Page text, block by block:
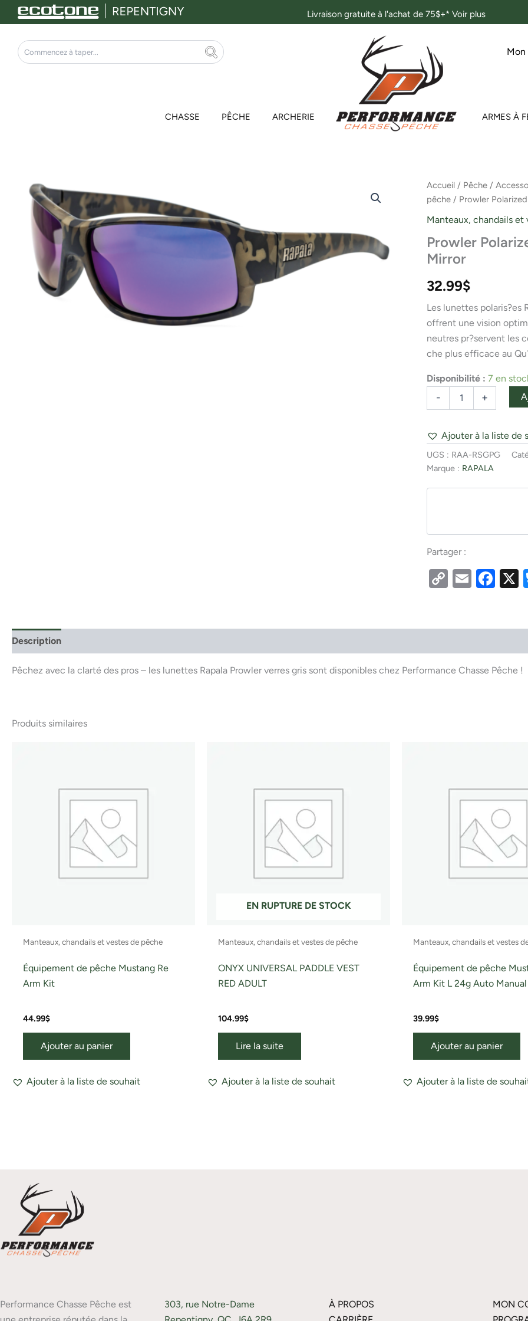
Aller
au
contenu
Livraison gratuite à l'achat de 75$+* Voir plus
Rechercher
CHASSE PÊCHE ARCHERIE ARMES À
Accueil / Pêche /
pêche / Prowler
Manteaux, chandails et
Prowler
Mirror
32.99$
Les lunettes polaris?es
offrent une vision
neutres pr?servent les
che plus efficace au
Disponibilité : 7 en
-
quantité
de
Prowler
Polarized
Glasses
-
CAMO/Gray/Blue
+
Ajouter à la liste de
UGS : RAA-RSGPG
Marque : RAPALA
Partager :
CopyEmail
Description
Pêchez avec la clarté des pros – les lunettes Rapala Prowler verres gris sont disponibles chez Performance Chasse Pêche !
Produits similaires
Manteaux, chandails et vestes de pêche
Équipement de pêche Mustang Re
Arm Kit
44.99$
Ajouter au panier
Ajouter à la liste de souhait
EN RUPTURE DE STOCK
Manteaux, chandails et vestes de pêche
ONYX UNIVERSAL PADDLE VEST
RED ADULT
104.99$
Lire la suite
Ajouter à la liste de souhait
Manteaux, chandails et vestes
Équipement de pêche
Arm Kit L 24g Auto Manual
39.99$
Ajouter au panier
Ajouter à la liste de
Performance Chasse Pêche est
303, rue Notre-Dame
À PROPOS
MON